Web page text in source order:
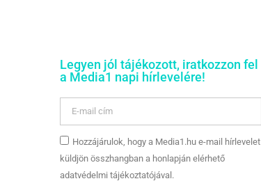
Legyen jól tájékozott, iratkozzon fel
a Media1 napi hírlevelére!
Hozzájárulok, hogy a Media1.hu e-mail hírlevelet
küldjön összhangban a honlapján elérhető
adatvédelmi tájékoztatójával.